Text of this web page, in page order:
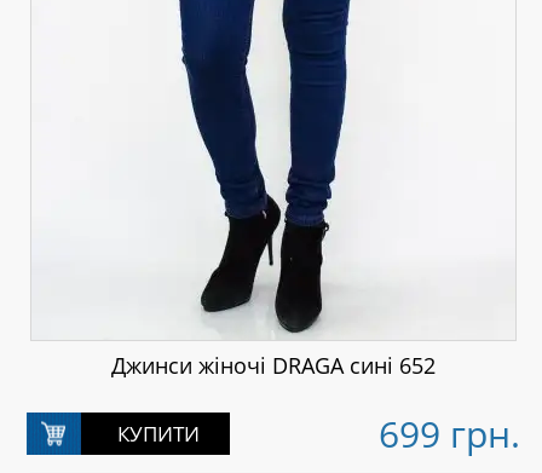
Джинси жіночі DRAGA сині 652
699 грн.